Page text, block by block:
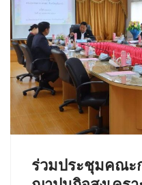
ร่วมประชุมคณะ